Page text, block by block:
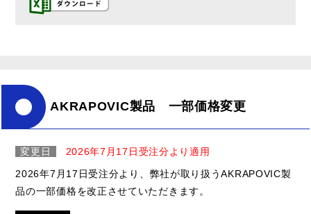
AKRAPOVIC製品 一部価格変更
変更日
2026年7月17日受注分より適用
2026年7月17日受注分より、弊社が取り扱うAKRAPOVIC製
品の一部価格を改正させていただきます。